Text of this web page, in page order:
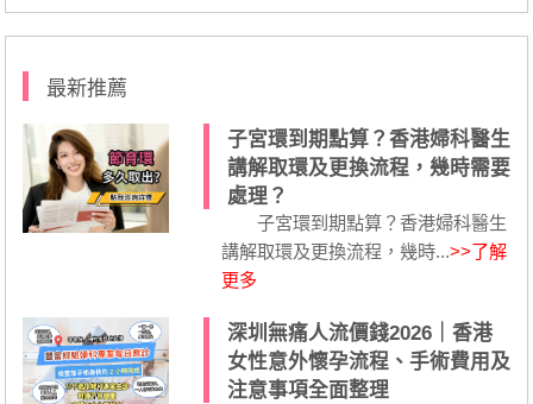
最新推薦
子宮環到期點算？香港婦科醫生
講解取環及更換流程，幾時需要
處理？
子宮環到期點算？香港婦科醫生
講解取環及更換流程，幾時...>>了解
更多
深圳無痛人流價錢2026｜香港
女性意外懷孕流程、手術費用及
注意事項全面整理